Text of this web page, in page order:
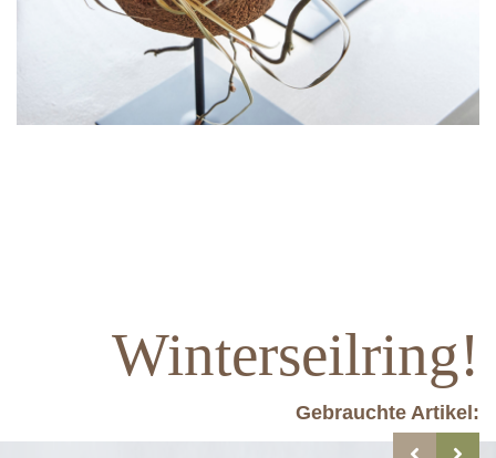
Winterseilring!
Gebrauchte Artikel: